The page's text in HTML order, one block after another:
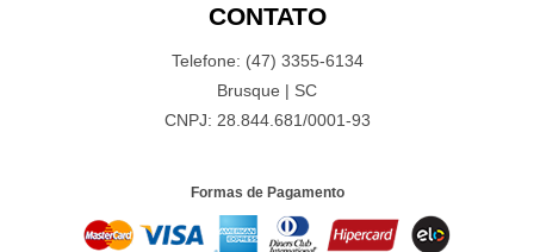
CONTATO
Telefone: (47) 3355-6134
Brusque | SC
CNPJ: 28.844.681/0001-93
Formas de Pagamento